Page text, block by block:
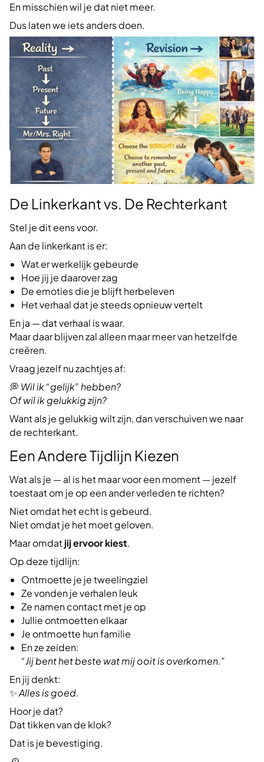
En misschien wil je dat niet meer.
Dus laten we iets anders doen.
De Linkerkant vs. De Rechterkant
Stel je dit eens voor.
Aan de linkerkant is er:
Wat er werkelijk gebeurde
Hoe jij je daarover zag
De emoties die je blijft herbeleven
Het verhaal dat je steeds opnieuw vertelt
En ja — dat verhaal is waar.
Maar daar blijven zal alleen maar meer van hetzelfde
creëren.
Vraag jezelf nu zachtjes af:
💭 Wil ik “gelijk” hebben?
Of wil ik gelukkig zijn?
Want als je gelukkig wilt zijn, dan verschuiven we naar
de rechterkant.
Een Andere Tijdlijn Kiezen
Wat als je — al is het maar voor een moment — jezelf
toestaat om je op een ander verleden te richten?
Niet omdat het echt is gebeurd.
Niet omdat je het moet geloven.
Maar omdatjij ervoor kiest.
Op deze tijdlijn:
Ontmoette je je tweelingziel
Ze vonden je verhalen leuk
Ze namen contact met je op
Jullie ontmoetten elkaar
Je ontmoette hun familie
En ze zeiden:
“Jij bent het beste wat mij ooit is overkomen.”
En jij denkt:
✨Alles is goed.
Hoor je dat?
Dat tikken van de klok?
Dat is je bevestiging.